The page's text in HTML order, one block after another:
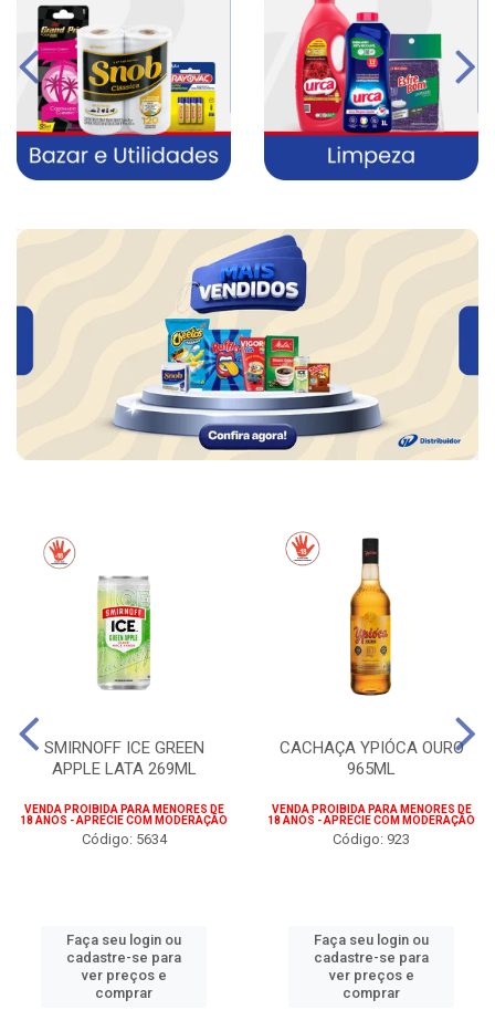
SMIRNOFF ICE GREEN
APPLE LATA 269ML
VENDA PROIBIDA PARA MENORES DE
18 ANOS - APRECIE COM MODERAÇÃO
Código: 5634
Faça seu login ou
cadastre-se para
ver preços e
comprar
CACHAÇA YPIÓCA OURO
965ML
VENDA PROIBIDA PARA MENORES DE
18 ANOS - APRECIE COM MODERAÇÃO
Código: 923
Faça seu login ou
cadastre-se para
ver preços e
comprar